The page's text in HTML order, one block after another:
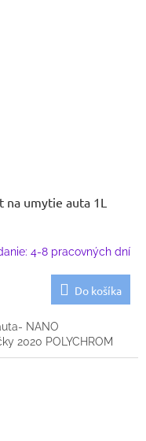
umytie auta 1L
4-8 pracovných dní
Do košíka
NANO
2020 POLYCHROM